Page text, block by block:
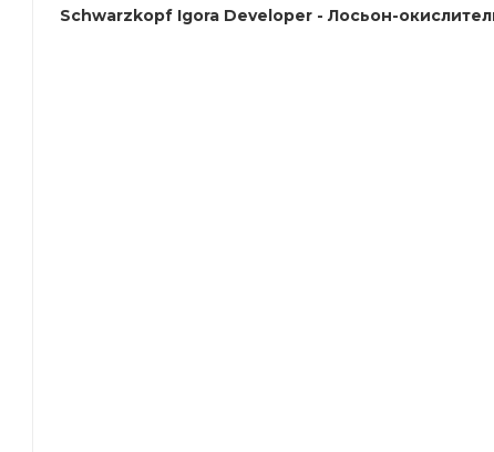
Schwarzkopf Igora Developer - Лосьон-